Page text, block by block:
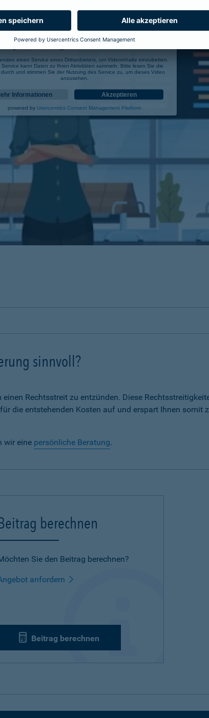
einen Service eines Drittanbieters, um Videoinhalte einzubetten.
Service kann Daten zu Ihren Aktivitäten sammeln. Bitte lesen Sie die
durch und stimmen Sie der Nutzung des Service zu, um dieses Video
anzusehen.
Informationen Akzeptieren
powered by Usercentrics Consent Management Platform
sinnvoll?
Rechtsstreit zu entzünden. Diese
die entstehenden Kosten auf und erspart Ihnen somit
wir eine persönliche Beratung.
berechnen
Sie den Beitrag berechnen?
anfordern
Beitrag berechnen